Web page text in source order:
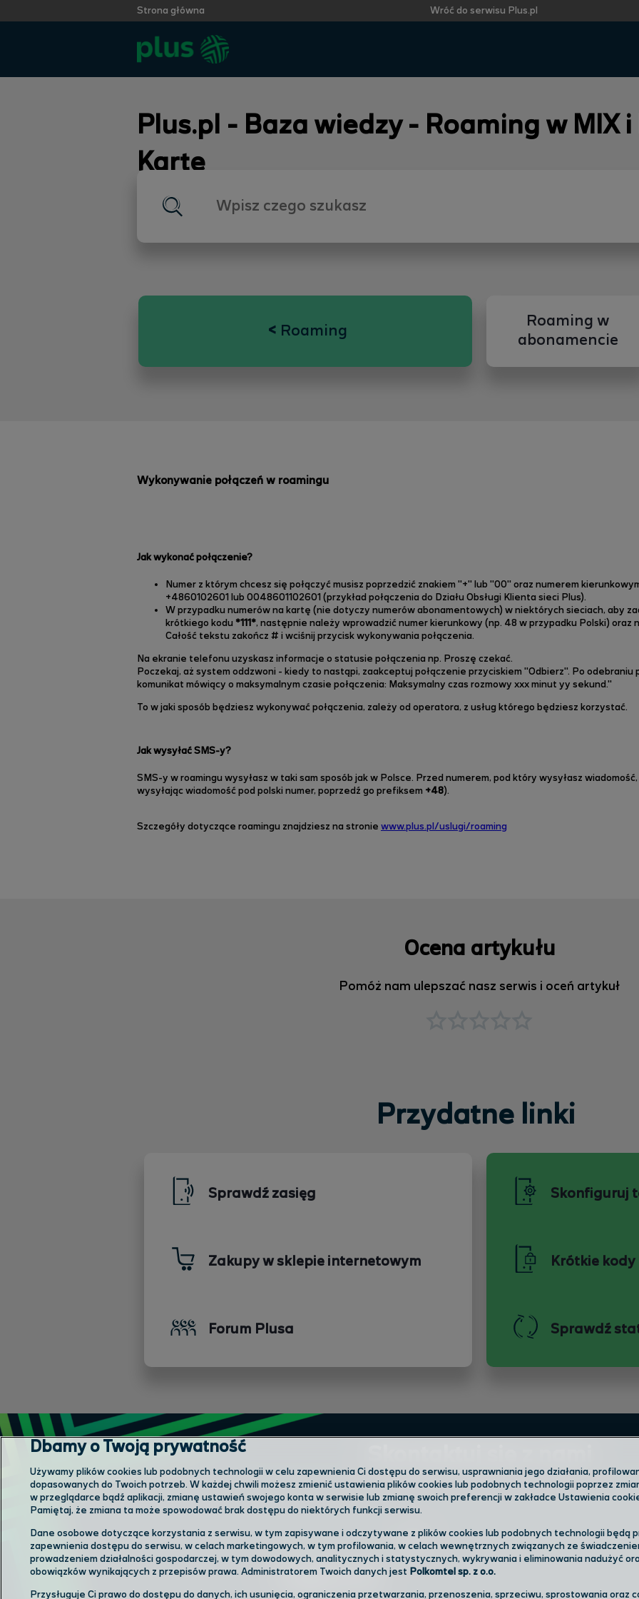
Strona główna Wróć do serwisu Plus.pl
Plus.pl - Baza wiedzy - Roaming w MIX
Kartę
< Roaming
Roaming w
abonamencie
Wykonywanie połączeń w roamingu
Jak wykonać połączenie?
Numer z którym chcesz się połączyć musisz poprzedzić znakiem "+" lub "00" oraz numerem
+4860102601 lub 0048601102601 (przykład połączenia do Działu Obsługi Klienta sieci Plus).
W przypadku numerów na kartę (nie dotyczy numerów abonamentowych) w niektórych sieciach, aby
krótkiego kodu *111*, następnie należy wprowadzić numer kierunkowy (np. 48 w przypadku Polski)
Całość tekstu zakończ # i wciśnij przycisk wykonywania połączenia.
Na ekranie telefonu uzyskasz informacje o statusie połączenia np. Proszę czekać.
Poczekaj, aż system oddzwoni - kiedy to nastąpi, zaakceptuj połączenie przyciskiem "Odbierz". Po odebraniu
komunikat mówiący o maksymalnym czasie połączenia: Maksymalny czas rozmowy xxx minut yy sekund."
To w jaki sposób będziesz wykonywać połączenia, zależy od operatora, z usług którego będziesz korzystać.
Jak wysyłać SMS-y?
SMS-y w roamingu wysyłasz w taki sam sposób jak w Polsce. Przed numerem, pod który wysyłasz
wysyłając wiadomość pod polski numer, poprzedź go prefiksem +48).
Szczegóły dotyczące roamingu znajdziesz na stronie www.plus.pl/uslugi/roaming
Ocena artykułu
Pomóż nam ulepszać nasz serwis i oceń artykuł
Przydatne linki
Sprawdź zasięg
Zakupy w sklepie internetowym
Forum Plusa
Skonfiguruj
Krótkie kody
Sprawdź
Odwiedź nas w salonie Formularz
Dbamy o Twoją prywatność
Używamy plików cookies lub podobnych technologii w celu zapewnienia Ci dostępu do serwisu, usprawniania jego działania,
dopasowanych do Twoich potrzeb. W każdej chwili możesz zmienić ustawienia plików cookies lub podobnych technologii poprzez
w przeglądarce bądź aplikacji, zmianę ustawień swojego konta w serwisie lub zmianę swoich preferencji w zakładce Ustawienia
Pamiętaj, że zmiana ta może spowodować brak dostępu do niektórych funkcji serwisu.
Dane osobowe dotyczące korzystania z serwisu, w tym zapisywane i odczytywane z plików cookies lub podobnych technologii będą
zapewnienia dostępu do serwisu, w celach marketingowych, w tym profilowania, w celach wewnętrznych związanych ze
prowadzeniem działalności gospodarczej, w tym dowodowych, analitycznych i statystycznych, wykrywania i eliminowania nadużyć
obowiązków wynikających z przepisów prawa. Administratorem Twoich danych jest Polkomtel sp. z o.o.
Przysługuje Ci prawo do dostępu do danych, ich usunięcia, ograniczenia przetwarzania, przenoszenia, sprzeciwu, sprostowania oraz